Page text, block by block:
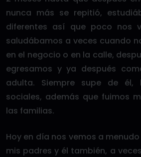
nunca más se repitió,
diferentes así que poco nos
saludábamos a veces cuando
en el negocio o en la calle,
egresamos y ya después
adulta. Siempre supe de
sociales, además que fuimos
las familias.
Hoy en día nos vemos a
mis padres y él también, a